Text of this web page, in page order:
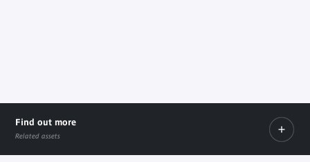
Find out more
Related assets